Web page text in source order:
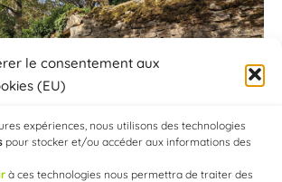
le consentement aux
(EU)
expériences, nous utilisons des technologies
pour stocker et/ou accéder aux informations des
à ces technologies nous permettra de traiter des